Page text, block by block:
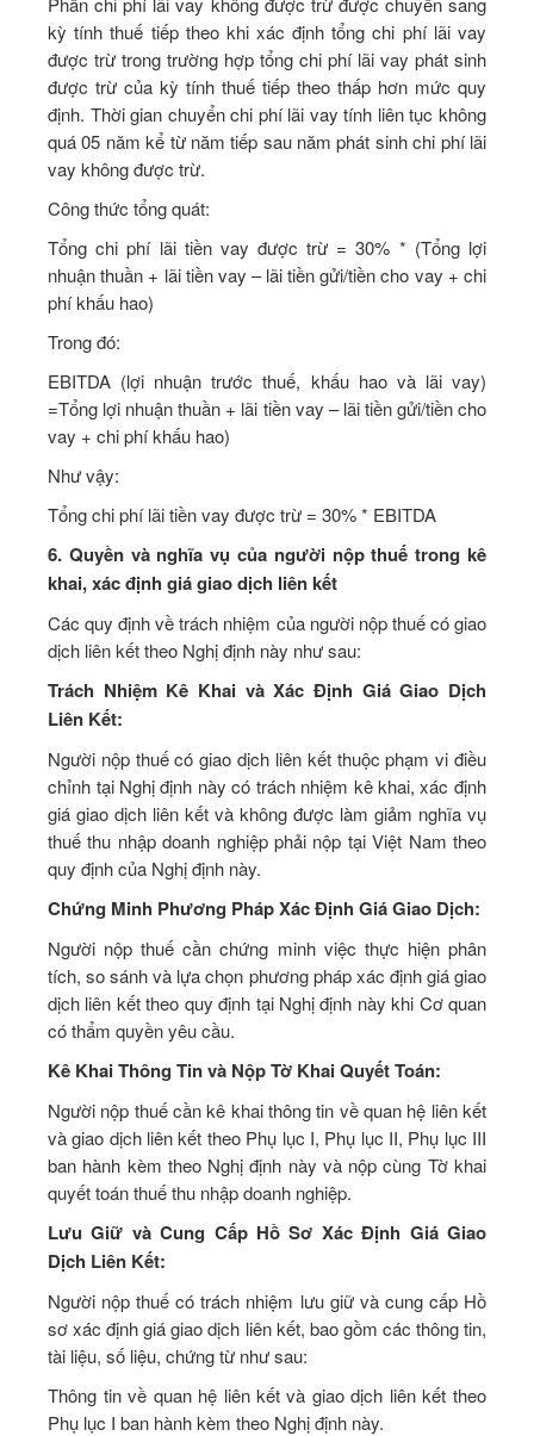
kỳ tính thuế tiếp theo khi xác định tổng chi phí lãi vay
được trừ trong trường hợp tổng chi phí lãi vay phát sinh
được trừ của kỳ tính thuế tiếp theo thấp hơn mức quy
định. Thời gian chuyển chi phí lãi vay tính liên tục không
quá 05 năm kể từ năm tiếp sau năm phát sinh chi phí lãi
vay không được trừ.
Công thức tổng quát:
Tổng chi phí lãi tiền vay được trừ = 30% * (Tổng lợi
nhuận thuần + lãi tiền vay – lãi tiền gửi/tiền cho vay + chi
phí khấu hao)
Trong đó:
EBITDA (lợi nhuận trước thuế, khấu hao và lãi vay)
=Tổng lợi nhuận thuần + lãi tiền vay – lãi tiền gửi/tiền cho
vay + chi phí khấu hao)
Như vậy:
Tổng chi phí lãi tiền vay được trừ = 30% * EBITDA
6. Quyền và nghĩa vụ của người nộp thuế trong kê
khai, xác định giá giao dịch liên kết
Các quy định về trách nhiệm của người nộp thuế có giao
dịch liên kết theo Nghị định này như sau:
Trách Nhiệm Kê Khai và Xác Định Giá Giao Dịch
Liên Kết:
Người nộp thuế có giao dịch liên kết thuộc phạm vi điều
chỉnh tại Nghị định này có trách nhiệm kê khai, xác định
giá giao dịch liên kết và không được làm giảm nghĩa vụ
thuế thu nhập doanh nghiệp phải nộp tại Việt Nam theo
quy định của Nghị định này.
Chứng Minh Phương Pháp Xác Định Giá Giao Dịch:
Người nộp thuế cần chứng minh việc thực hiện phân
tích, so sánh và lựa chọn phương pháp xác định giá giao
dịch liên kết theo quy định tại Nghị định này khi Cơ quan
có thẩm quyền yêu cầu.
Kê Khai Thông Tin và Nộp Tờ Khai Quyết Toán:
Người nộp thuế cần kê khai thông tin về quan hệ liên kết
và giao dịch liên kết theo Phụ lục I, Phụ lục II, Phụ lục III
ban hành kèm theo Nghị định này và nộp cùng Tờ khai
quyết toán thuế thu nhập doanh nghiệp.
Lưu Giữ và Cung Cấp Hồ Sơ Xác Định Giá Giao
Dịch Liên Kết:
Người nộp thuế có trách nhiệm lưu giữ và cung cấp Hồ
sơ xác định giá giao dịch liên kết, bao gồm các thông tin,
tài liệu, số liệu, chứng từ như sau:
Thông tin về quan hệ liên kết và giao dịch liên kết theo
Phụ lục I ban hành kèm theo Nghị định này.